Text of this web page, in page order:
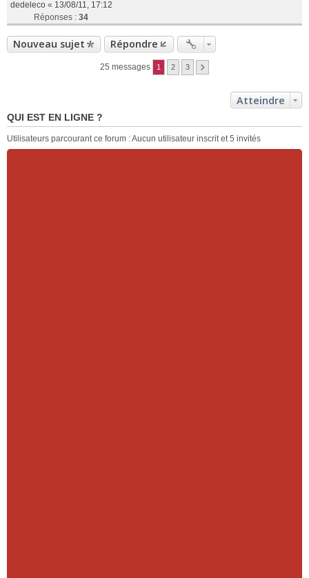
dedeleco« 13/08/11, 17:12
Réponses : 34
Nouveau sujet Répondre
25 messages 1 2 3
Atteindre
QUI EST EN LIGNE ?
Utilisateurs parcourant ce forum : Aucun utilisateur inscrit et 5 invités